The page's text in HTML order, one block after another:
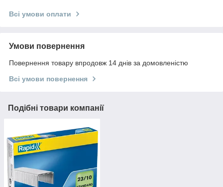
Всі умови оплати
Умови повернення
Повернення товару впродовж 14 днів за домовленістю
Всі умови повернення
Подібні товари компанії